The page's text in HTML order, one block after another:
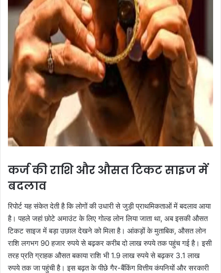
कर्ज की राशि और औसत टिकट साइज में
बदलाव
रिपोर्ट यह संकेत देती है कि लोगों की उधारी से जुड़ी प्राथमिकताओं में बदलाव आया
है। पहले जहां छोटे अमाउंट के लिए गोल्ड लोन लिया जाता था, अब इसकी औसत
टिकट साइज में बड़ा उछाल देखने को मिला है। आंकड़ों के मुताबिक, औसत लोन
राशि लगभग 90 हजार रुपये से बढ़कर करीब दो लाख रुपये तक पहुंच गई है। इसी
तरह प्रति ग्राहक औसत बकाया राशि भी 1.9 लाख रुपये से बढ़कर 3.1 लाख
रुपये तक जा पहुंची है। इस बढ़त के पीछे गैर-बैंकिंग वित्तीय कंपनियों और सरकारी